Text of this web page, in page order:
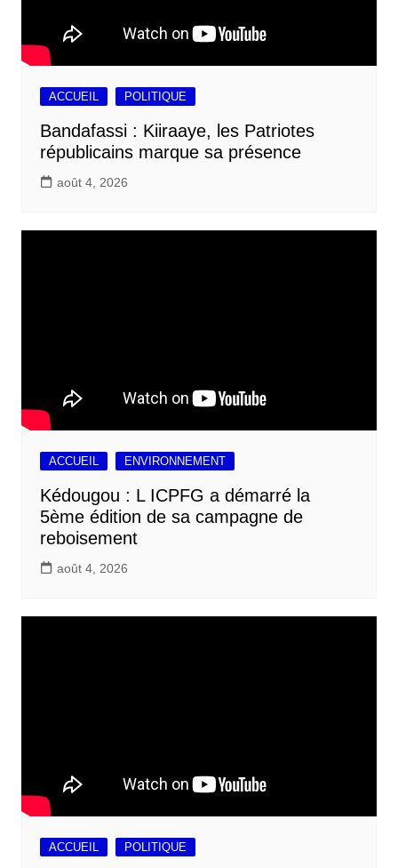
ACCUEIL POLITIQUE
Bandafassi : Kiiraaye, les Patriotes
républicains marque sa présence
août 4, 2026
ACCUEIL ENVIRONNEMENT
Kédougou : L ICPFG a démarré la
5ème édition de sa campagne de
reboisement
août 4, 2026
ACCUEIL POLITIQUE